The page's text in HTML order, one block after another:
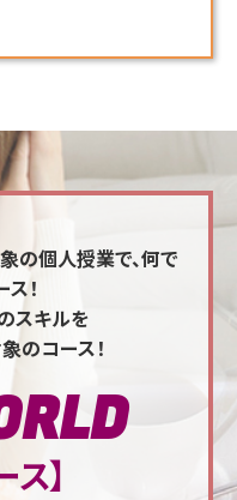
の個人授業で、何で
！
スキルを
のコース！
】